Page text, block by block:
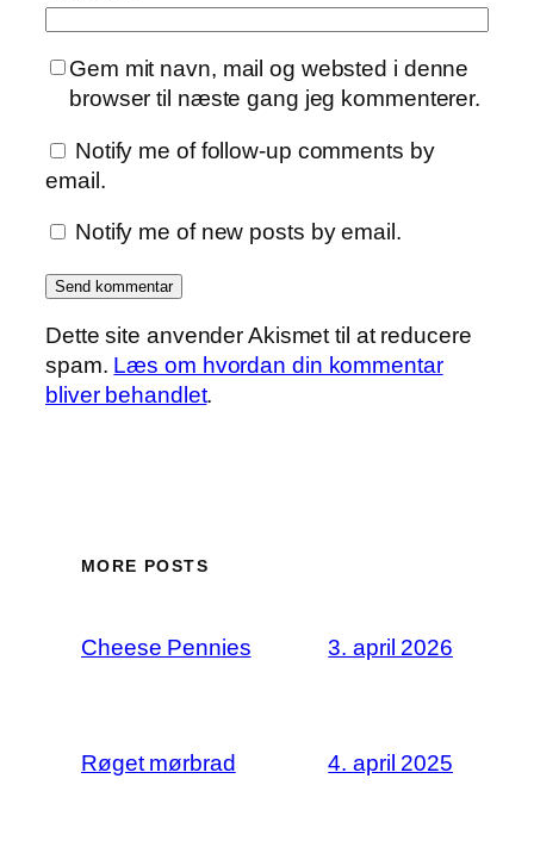
Gem mit navn, mail og websted i denne
browser til næste gang jeg kommenterer.
Notify me of follow-up comments by
email.
Notify me of new posts by email.
Dette site anvender Akismet til at reducere
spam. Læs om hvordan din kommentar
bliver behandlet.
MORE POSTS
Cheese Pennies 3. april 2026
Røget mørbrad 4. april 2025